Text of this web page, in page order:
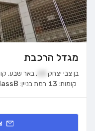
מגדל הרכבת
בן צבי יצחק , באר שבע,
רמת בניין:
קומות:13